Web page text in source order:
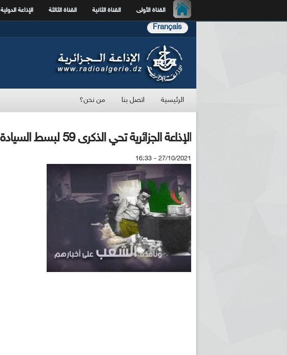
القناة الأولى القناة الثانية القناة الثالثة الإذاعة الدولية
Français
الرئيسية اتصل بنا من نحن؟
الإذاعة الجزائرية تحي الذكرى 59 لبسط السيادة على الإذاعة والتلفزيون
27/10/2021 - 16:33